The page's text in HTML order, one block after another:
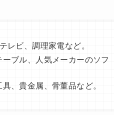
ビ、調理家電など。
ブル、人気メーカーのソフ
、貴金属、骨董品など。